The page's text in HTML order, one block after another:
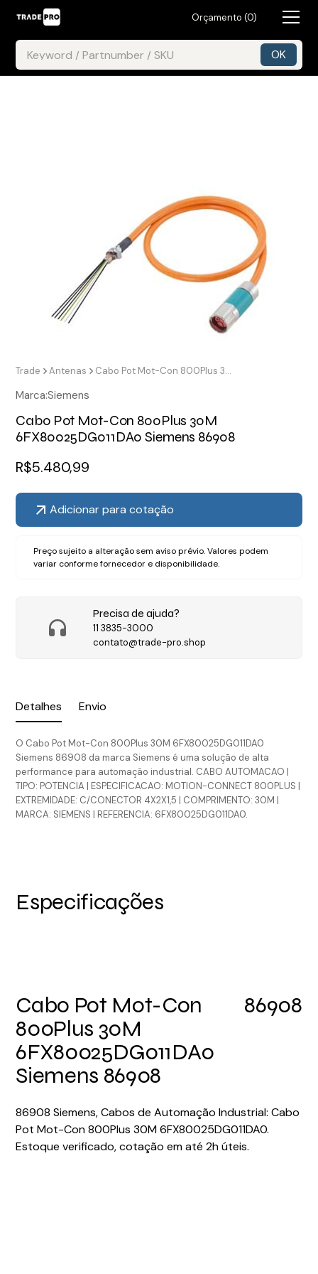
Orçamento (0)
Detalhes Envio
O Cabo Pot Mot-Con 800Plus 30M 6FX80025DG011DA0
Siemens 86908 da marca Siemens é uma solução de alta
performance para automação industrial. CABO AUTOMACAO |
TIPO: POTENCIA | ESPECIFICACAO: MOTION-CONNECT 800PLUS |
EXTREMIDADE: C/CONECTOR 4X2X1,5 | COMPRIMENTO: 30M |
MARCA: SIEMENS | REFERENCIA: 6FX80025DG011DA0.
Trade Antenas Cabo Pot Mot-Con 800Plus 30M 6FX80025DG011DA0 Siemens 86908
Marca:Siemens
Cabo Pot Mot-Con 800Plus 30M
6FX80025DG011DA0 Siemens 86908
R$5.480,99
Adicionar para cotação
Preço sujeito a alteração sem aviso prévio. Valores podem
variar conforme fornecedor e disponibilidade.
Precisa de ajuda?
11 3835-3000
contato@trade-pro.shop
Especificações
Cabo Pot Mot-Con
800Plus 30M
6FX80025DG011DA0
Siemens 86908
86908
86908 Siemens, Cabos de Automação Industrial: Cabo
Pot Mot-Con 800Plus 30M 6FX80025DG011DA0.
Estoque verificado, cotação em até 2h úteis.